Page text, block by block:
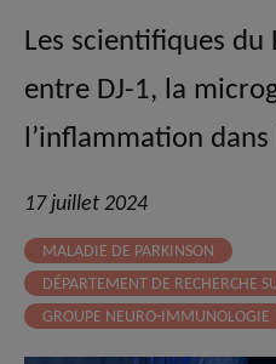
Les scientifiques
entre DJ-1, la
l’inflammation dans
17 juillet 2024
MALADIE DE PARKINSON
DÉPARTEMENT DE RECHERCHE
GROUPE NEURO-IMMUNOLOGIE